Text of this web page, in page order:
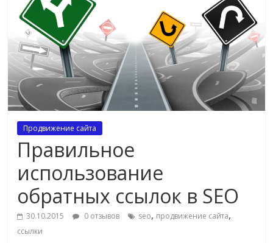
Продвижение сайта
Правильное
использование
обратных ссылок в SEO
30.10.2015 0 отзывов seo, продвижение сайта,
ссылки